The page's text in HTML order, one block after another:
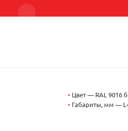
• Цвет — RAL 9016
• Габариты, мм —